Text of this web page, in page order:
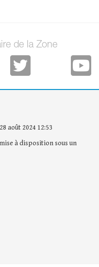
de la Zone
août 2024 12:53
à disposition sous un